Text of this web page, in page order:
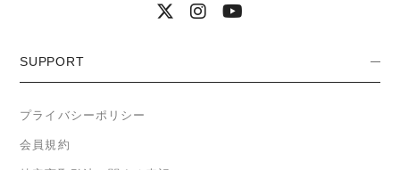
SUPPORT
プライバシーポリシー
会員規約